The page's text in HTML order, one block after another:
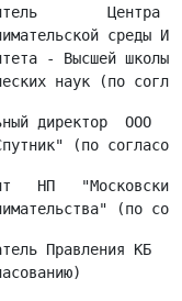
Центра
среды
- Высшей школы
ООО
НП   "Московский
Правления КБ